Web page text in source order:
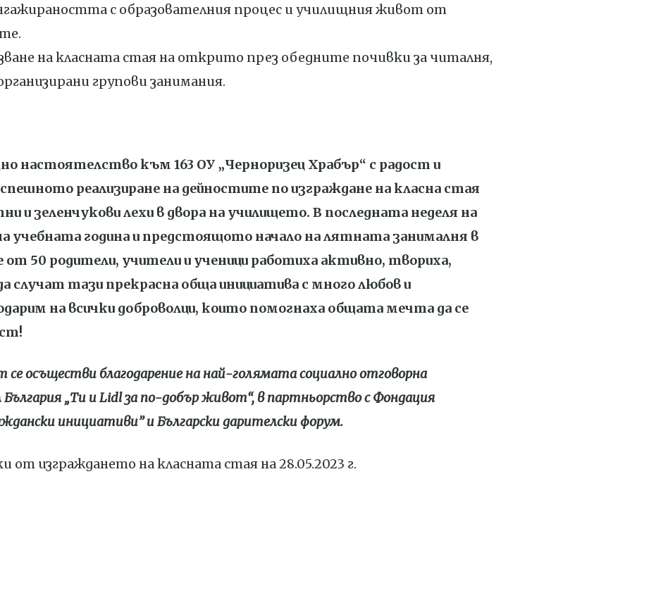
с образователния процес и училищния живот от
на класната стая на открито през обедните почивки за читалня,
групови занимания.
настоятелство към 163 ОУ „Черноризец Храбър“ с радост и
реализиране на дейностите по изграждане на класна стая
и зеленчукови лехи в двора на училището. В последната неделя на
учебната година и предстоящото начало на лятната занималня в
от 50 родители, учители и ученици работиха активно, твориха,
случат тази прекрасна обща инициатива с много любов и
на всички доброволци, които помогнаха общата мечта да се
осъществи благодарение на най-голямата социално отговорна
„Ти и Lidl за по-добър живот“, в партньорство с Фондация
инициативи” и Български дарителски форум.
от изграждането на класната стая на 28.05.2023 г.